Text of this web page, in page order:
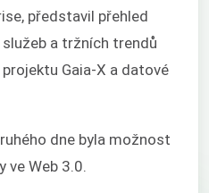
představil přehled
a tržních trendů
Gaia-X a datové
dne byla možnost
ve Web 3.0.